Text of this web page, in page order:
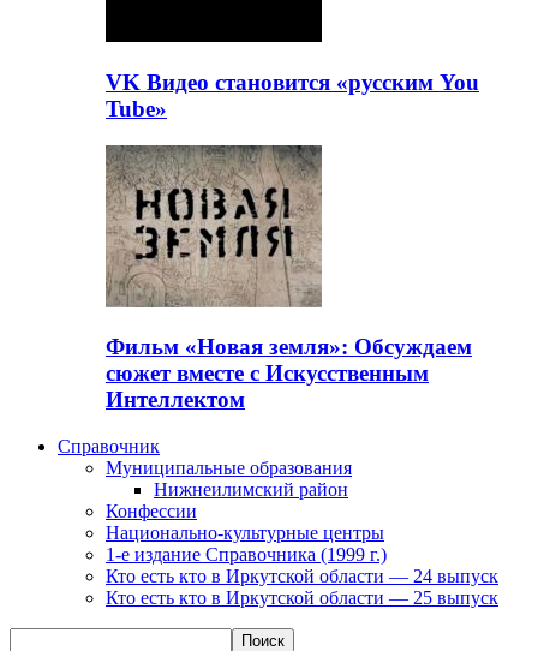
VK Видео становится «русским You
Tube»
Фильм «Новая земля»: Обсуждаем
сюжет вместе с Искусственным
Интеллектом
Справочник
Муниципальные образования
Нижнеилимский район
Конфессии
Национально-культурные центры
1-е издание Справочника (1999 г.)
Кто есть кто в Иркутской области — 24 выпуск
Кто есть кто в Иркутской области — 25 выпуск